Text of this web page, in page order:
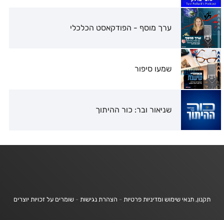
ערך מוסף - הפודקאסט הכלכלי
שמעו סיפור
שניאור ובר: כור ההיתוך
תקנון, תנאי שימוש ומדיניות פרטיות - הצהרת נגישות - שומרים על זכויות יוצרים